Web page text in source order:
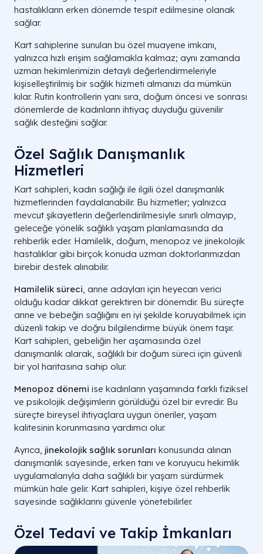
hastalıkların erken dönemde tespit edilmesine olanak
sağlar.
Kart sahiplerine sunulan bu özel muayene imkanı,
yalnızca hızlı erişim sağlamakla kalmaz; aynı zamanda
uzman hekimlerimizin detaylı değerlendirmeleriyle
kişiselleştirilmiş bir sağlık hizmeti almanızı da mümkün
kılar. Rutin kontrollerin yanı sıra, doğum öncesi ve sonrası
dönemlerde de kadınların ihtiyaç duyduğu güvenilir
sağlık desteğini sağlar.
Özel Sağlık Danışmanlık
Hizmetleri
Kart sahipleri, kadın sağlığı ile ilgili özel danışmanlık
hizmetlerinden faydalanabilir. Bu hizmetler; yalnızca
mevcut şikayetlerin değerlendirilmesiyle sınırlı olmayıp,
geleceğe yönelik sağlıklı yaşam planlamasında da
rehberlik eder. Hamilelik, doğum, menopoz ve jinekolojik
hastalıklar gibi birçok konuda uzman doktorlarımızdan
birebir destek alınabilir.
Hamilelik süreci, anne adayları için heyecan verici
olduğu kadar dikkat gerektiren bir dönemdir. Bu süreçte
anne ve bebeğin sağlığını en iyi şekilde koruyabilmek için
düzenli takip ve doğru bilgilendirme büyük önem taşır.
Kart sahipleri, gebeliğin her aşamasında özel
danışmanlık alarak, sağlıklı bir doğum süreci için güvenli
bir yol haritasına sahip olur.
Menopoz dönemi ise kadınların yaşamında farklı fiziksel
ve psikolojik değişimlerin görüldüğü özel bir evredir. Bu
süreçte bireysel ihtiyaçlara uygun öneriler, yaşam
kalitesinin korunmasına yardımcı olur.
Ayrıca, jinekolojik sağlık sorunları konusunda alınan
danışmanlık sayesinde, erken tanı ve koruyucu hekimlik
uygulamalarıyla daha sağlıklı bir yaşam sürdürmek
mümkün hale gelir. Kart sahipleri, kişiye özel rehberlik
sayesinde sağlıklarını güvenle yönetebilirler.
Özel Tedavi ve Takip İmkanları